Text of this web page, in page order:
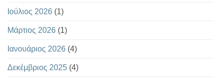
Ιούλιος 2026 (1)
Μάρτιος 2026 (1)
Ιανουάριος 2026 (4)
Δεκέμβριος 2025 (4)